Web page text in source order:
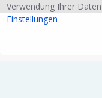
Verwendung Ihrer
Einstellungen